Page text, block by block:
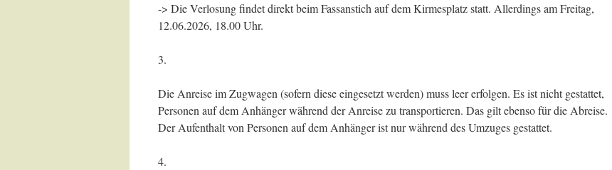
-> Die Verlosung findet direkt beim Fassanstich auf dem Kirmesplatz statt. Allerdings am Freitag,
12.06.2026, 18.00 Uhr.
3.
Die Anreise im Zugwagen (sofern diese eingesetzt werden) muss leer erfolgen. Es ist nicht gestattet,
Personen auf dem Anhänger während der Anreise zu transportieren. Das gilt ebenso für die Abreise.
Der Aufenthalt von Personen auf dem Anhänger ist nur während des Umzuges gestattet.
4.